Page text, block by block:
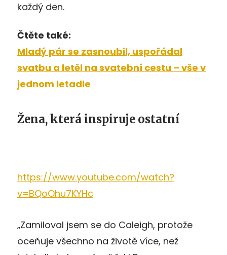
každý den.
Čtěte také:
Mladý pár se zasnoubil, uspořádal
svatbu a letěl na svatební cestu – vše v
jednom letadle
Žena, která inspiruje ostatní
https://www.youtube.com/watch?
v=BQoOhu7KYHc
„Zamiloval jsem se do Caleigh, protože
oceňuje všechno na životě více, než